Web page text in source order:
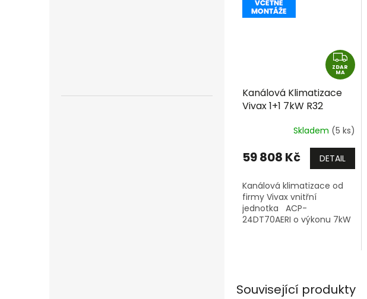
Související produkty
Z
D
A
ZDAR
MA
Kanálová Klimatizace
Vivax 1+1 7kW R32
Skladem (5 ks)
59 808 Kč DETAIL
Kanálová klimatizace od
firmy Vivax vnitřní
jednotka ACP-
24DT70AERI o výkonu 7kW